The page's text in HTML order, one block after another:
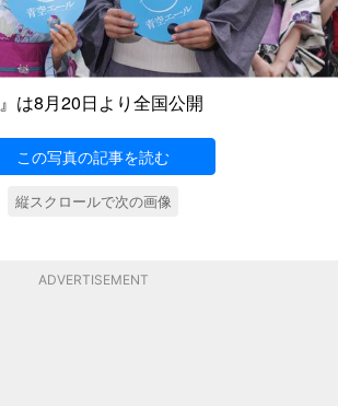
』は8月20日より全国公開
この写真の記事を読む
縦スクロールで次の画像
ADVERTISEMENT